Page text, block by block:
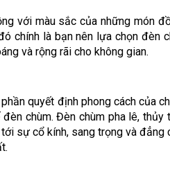
với màu sắc của những món
chính là bạn nên lựa chọn
và rộng rãi cho không gian.
quyết định phong cách của
chùm. Đèn chùm pha lê,
sự cổ kính, sang trọng và